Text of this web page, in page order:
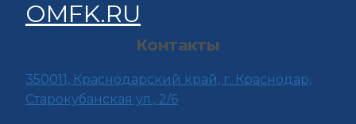
Контакты
350011, Краснодарский край, г. Краснодар,
Старокубанская ул., 2/6